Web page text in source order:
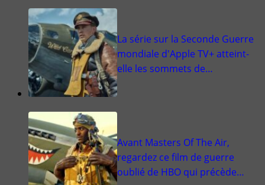
La série sur la Seconde Guerre
mondiale d'Apple TV+ atteint-
elle les sommets de…
Avant Masters Of The Air,
regardez ce film de guerre
oublié de HBO qui précède…